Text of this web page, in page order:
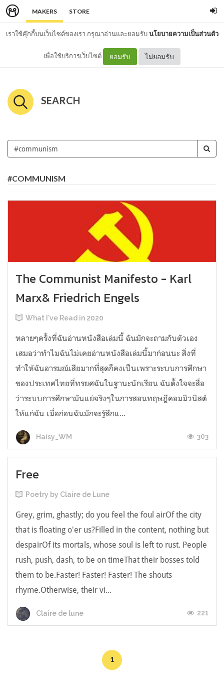
MAKERS STORE
เราใช้คุ๊กกี้บนเว็บไซต์ของเรา กรุณาอ่านและยอมรับนโยบายความเป็นส่วนตัว
เพื่อใช้บริการเว็บไซต์ ยอมรับ ไม่ยอมรับ
SEARCH
#COMMUNISM
The Communist Manifesto - Karl
Marx& Friedrich Engels
What I've Read in 2020
หลายๆครั้งที่ฉันอ่านหนังสือเล่มนี้ ฉันมักจะถามกับตัวเอง
เสมอว่าทำไมฉันไม่เคยอ่านหนังสือเล่มนี้มาก่อนนะ สิ่งที่
ทำให้ฉันอารมณ์เสียมากที่สุดก็คงเป็นเพราะระบบการศึกษา
ของประเทศไทยที่ทรยศฉันในฐานะนักเรียน ฉันตั้งใจจะสื่อ
ว่าระบบการศึกษามันแย่จริงๆในการสอนทฤษฎีคอมมิวนิสต์
ให้แก่ฉัน เมื่อก่อนฉันมักจะรู้สึกแ...
Haisy_WM 303
Free
Poetry by Claire de Lune
Grey, grim, ghastly; do you feel the foul airOf the city
that is floating o'er us?Filled in the content, nothing but
despairOf its mortals, whose soul is left to rust. People
rush, push, dash, to be on timeThat their bosses told
them to be.Faster! Faster! Faster! The shouts
rhyme.Otherwise, their vi...
Claire de lune 221
1